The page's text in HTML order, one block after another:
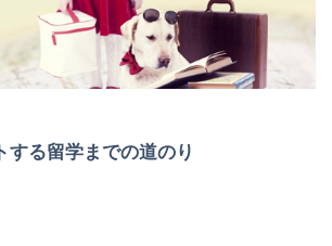
する留学までの道のり